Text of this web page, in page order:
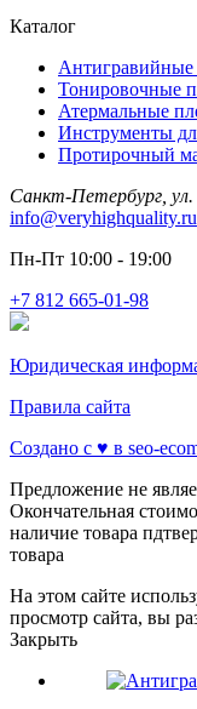
Каталог
Антигравийные
Тонировочные
Атермальные
Инструменты
Протирочный
Санкт-Петербург,
info@veryhighquality.ru
Пн-Пт 10:00 - 19:00
+7 812 665-01-98
Юридическая
Правила сайта
Создано с ♥️ в seo-
Предложение не
Окончательная
наличие товара
товара
На этом сайте
просмотр сайта, вы
Закрыть